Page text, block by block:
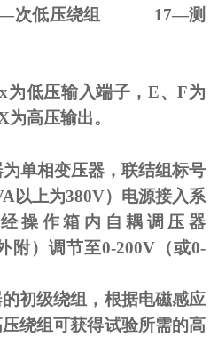
次低压绕组 17—测
x为低压输入端子，E、F为
为高压输出。
单相变压器，联结组标号
以上为380V）电源接入系
操作箱内自耦调压器
附）调节至0-200V（或0-
初级绕组，根据电磁感应
绕组可获得试验所需的高